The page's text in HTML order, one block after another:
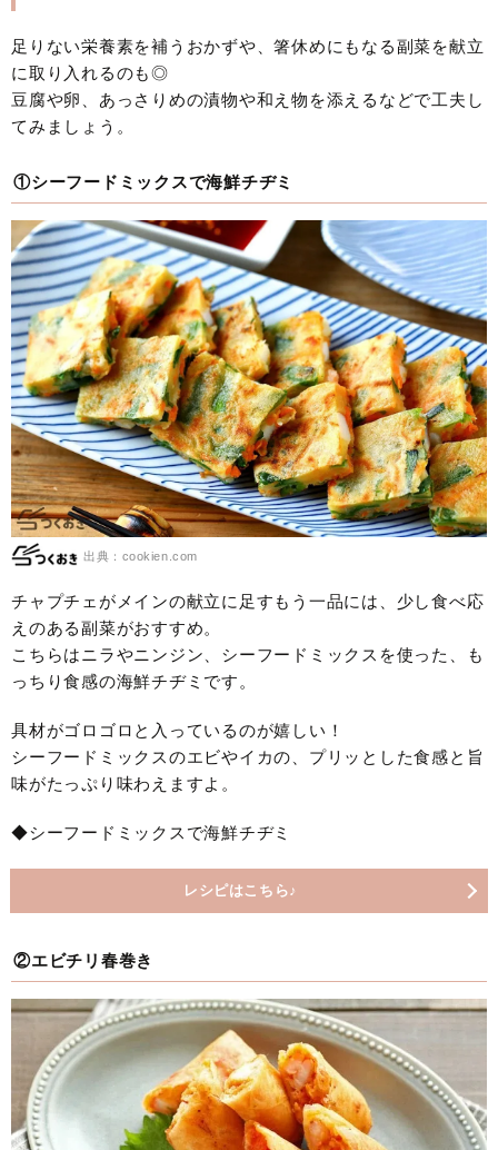
足りない栄養素を補うおかずや、箸休めにもなる副菜を献立
に取り入れるのも◎
豆腐や卵、あっさりめの漬物や和え物を添えるなどで工夫し
てみましょう。
①シーフードミックスで海鮮チヂミ
出典：cookien.com
チャプチェがメインの献立に足すもう一品には、少し食べ応
えのある副菜がおすすめ。
こちらはニラやニンジン、シーフードミックスを使った、も
っちり食感の海鮮チヂミです。
具材がゴロゴロと入っているのが嬉しい！
シーフードミックスのエビやイカの、プリッとした食感と旨
味がたっぷり味わえますよ。
◆シーフードミックスで海鮮チヂミ
レシピはこちら♪
②エビチリ春巻き